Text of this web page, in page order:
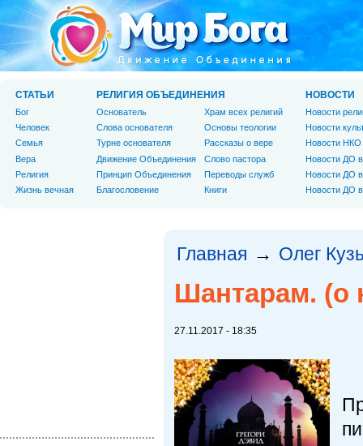
Главная → Олег
Шантарам. (о
27.11.2017 - 18:35
СТАТЬИ
Бог
Человек
Cемья
Вера
Религия
Жизнь вечная
РЕЛИГИЯ ОБЪЕДИНЕНИЯ
Основатель
Слова основателя
Турне основателя
Движение Объединения
Принцип Объединения
Благословение
Храм всех религий
Основы теологии
Рассказы о вере
Слово пастора
Переводы служб
Книги
НОВОСТИ
Новости
Новости
Новости НКО
Новости ДО
Новости ДО
Новости ДО